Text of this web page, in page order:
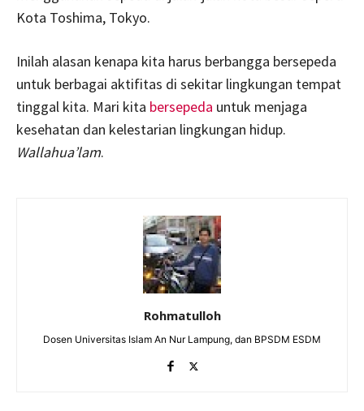
Kota Toshima, Tokyo.
Inilah alasan kenapa kita harus berbangga bersepeda
untuk berbagai aktifitas di sekitar lingkungan tempat
tinggal kita. Mari kita bersepeda untuk menjaga
kesehatan dan kelestarian lingkungan hidup.
Wallahua’lam.
Rohmatulloh
Dosen Universitas Islam An Nur Lampung, dan BPSDM ESDM